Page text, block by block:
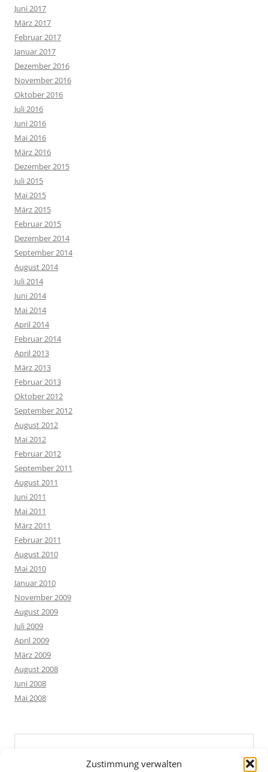
Zustimmung verwalten
Juni 2017
März 2017
Februar 2017
Januar 2017
Dezember 2016
November 2016
Oktober 2016
Juli 2016
Juni 2016
Mai 2016
März 2016
Dezember 2015
Juli 2015
Mai 2015
März 2015
Februar 2015
Dezember 2014
September 2014
August 2014
Juli 2014
Juni 2014
Mai 2014
April 2014
Februar 2014
April 2013
März 2013
Februar 2013
Oktober 2012
September 2012
August 2012
Mai 2012
Februar 2012
September 2011
August 2011
Juni 2011
Mai 2011
März 2011
Februar 2011
August 2010
Mai 2010
Januar 2010
November 2009
August 2009
Juli 2009
April 2009
März 2009
August 2008
Juni 2008
Mai 2008